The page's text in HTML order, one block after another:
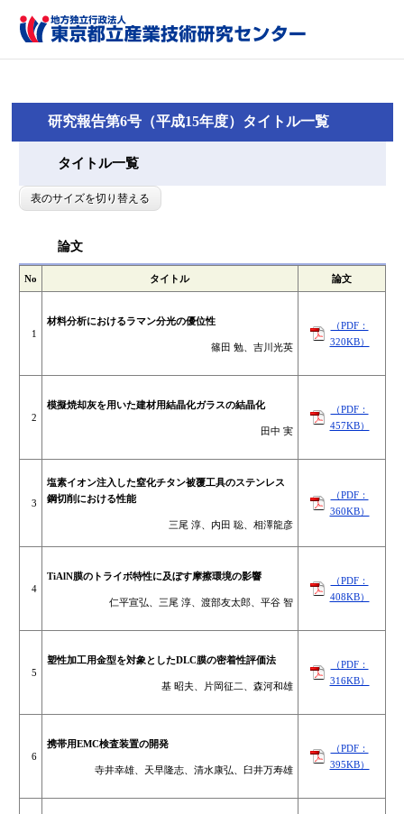
研究報告第6号（平成15年度）タイトル一覧
タイトル一覧
表のサイズを切り替える
論文
No タイトル 論文
1
材料分析におけるラマン分光の優位性
篠田 勉、吉川光英
（PDF：
320KB）
2
模擬焼却灰を用いた建材用結晶化ガラスの結晶化
田中 実
（PDF：
457KB）
3
塩素イオン注入した窒化チタン被覆工具のステンレス
鋼切削における性能
三尾 淳、内田 聡、相澤龍彦
（PDF：
360KB）
4
TiAlN膜のトライボ特性に及ぼす摩擦環境の影響
仁平宣弘、三尾 淳、渡部友太郎、平谷 智
（PDF：
408KB）
5
塑性加工用金型を対象としたDLC膜の密着性評価法
基 昭夫、片岡征二、森河和雄
（PDF：
316KB）
6
携帯用EMC検査装置の開発
寺井幸雄、天早隆志、清水康弘、臼井万寿雄
（PDF：
395KB）